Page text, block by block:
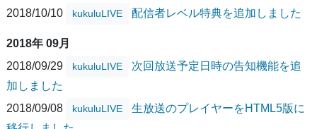
2018/10/10
kukuluLIVE 配信者レベル特典を追加しました
2018年 09月
2018/09/29
kukuluLIVE
次回放送予定日時の告知機能を追
加しました
2018/09/08
kukuluLIVE
生放送のプレイヤーをHTML5版に